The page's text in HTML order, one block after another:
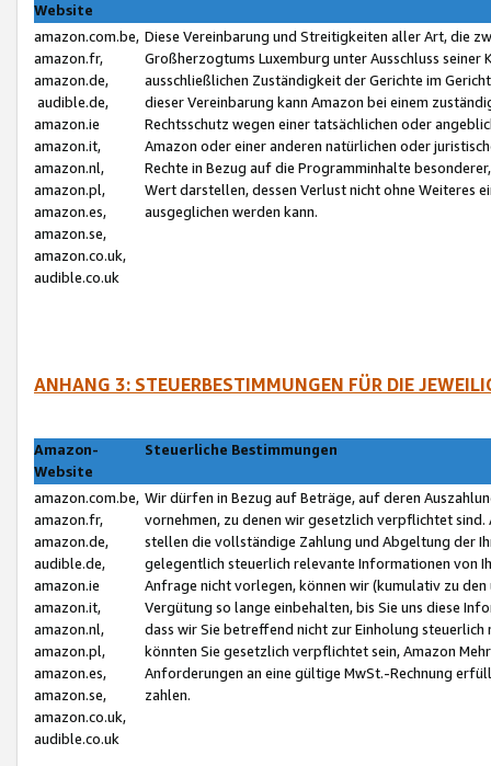
Website
amazon.com.be,
amazon.fr,
amazon.de,
audible.de,
amazon.ie
amazon.it,
amazon.nl,
amazon.pl,
amazon.es,
amazon.se,
amazon.co.uk,
audible.co.uk
Diese Vereinbarung und Streitigkeiten aller Art, die
Großherzogtums Luxemburg unter Ausschluss
ausschließlichen Zuständigkeit der Gerichte im
dieser Vereinbarung kann Amazon bei einem
Rechtsschutz wegen einer tatsächlichen oder
Amazon oder einer anderen natürlichen oder
Rechte in Bezug auf die Programminhalte
Wert darstellen, dessen Verlust nicht ohne Weiteres
ausgeglichen werden kann.
ANHANG 3: STEUERBESTIMMUNGEN FÜR DIE
Amazon-
Website
Steuerliche Bestimmungen
amazon.com.be,
amazon.fr,
amazon.de,
audible.de,
amazon.ie
amazon.it,
amazon.nl,
amazon.pl,
amazon.es,
amazon.se,
amazon.co.uk,
audible.co.uk
Wir dürfen in Bezug auf Beträge, auf deren
vornehmen, zu denen wir gesetzlich verpflichtet
stellen die vollständige Zahlung und Abgeltung der
gelegentlich steuerlich relevante Informationen von
Anfrage nicht vorlegen, können wir (kumulativ zu
Vergütung so lange einbehalten, bis Sie uns diese
dass wir Sie betreffend nicht zur Einholung
könnten Sie gesetzlich verpflichtet sein, Amazon
Anforderungen an eine gültige MwSt.-Rechnung
zahlen.